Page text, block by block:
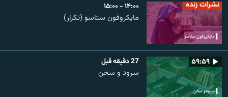
نشرات زنده ۱۴:۰۰ - ۱۵:۰۰
مایکروفون ستاسو (تکرار)
۵۹:۵۹ 27 دقیقه قبل
سرود و سخن